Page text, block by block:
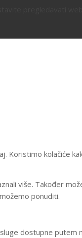
Koristimo kolačiće
više. Također
ponuditi.
dostupne putem